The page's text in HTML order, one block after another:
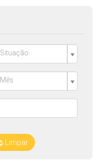
Situação
Mês
Limpar